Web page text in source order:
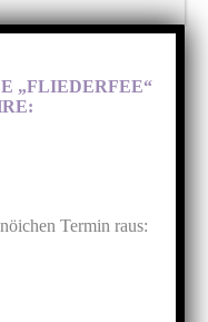
„FLIEDERFEE“
Termin raus: